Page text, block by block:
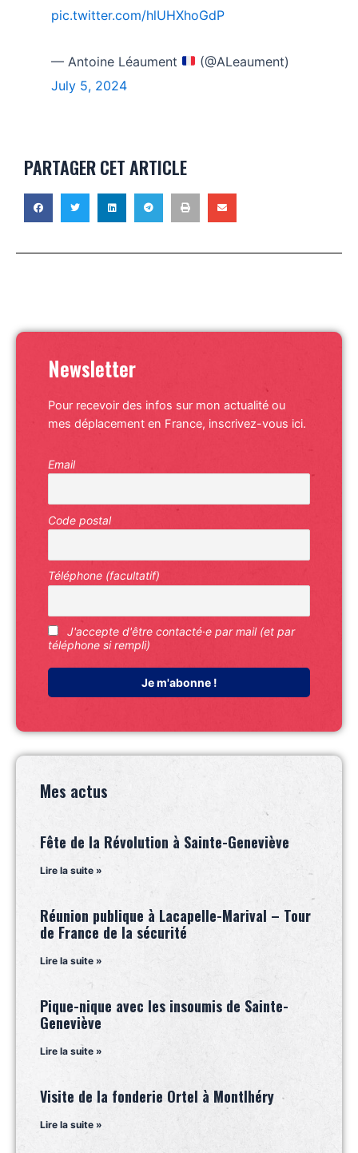
pic.twitter.com/hlUHXhoGdP
— Antoine Léaument
(@ALeaument)
July 5, 2024
PARTAGER CET ARTICLE
Newsletter
Pour recevoir des infos sur mon actualité ou
mes déplacement en France, inscrivez-vous ici.
Email
Code postal
Téléphone (facultatif)
J'accepte d'être contacté·e par mail (et par
téléphone si rempli)
Mes actus
Fête de la Révolution à Sainte-Geneviève
Lire la suite »
Réunion publique à Lacapelle-Marival – Tour
de France de la sécurité
Lire la suite »
Pique-nique avec les insoumis de Sainte-
Geneviève
Lire la suite »
Visite de la fonderie Ortel à Montlhéry
Lire la suite »